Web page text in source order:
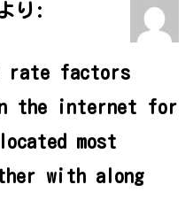
り:
rate factors
the internet for
most
with along